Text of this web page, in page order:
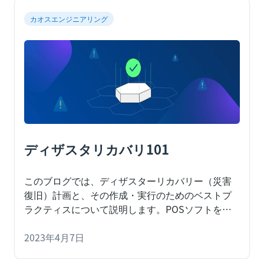
カオスエンジニアリング
ディザスタリカバリ101
このブログでは、ディザスターリカバリー（災害
復旧）計画と、その作成・実行のためのベストプ
ラクティスについて説明します。 POSソフトを使
院でも、組織はソフトウェアに依存しています。
2023年4月7日